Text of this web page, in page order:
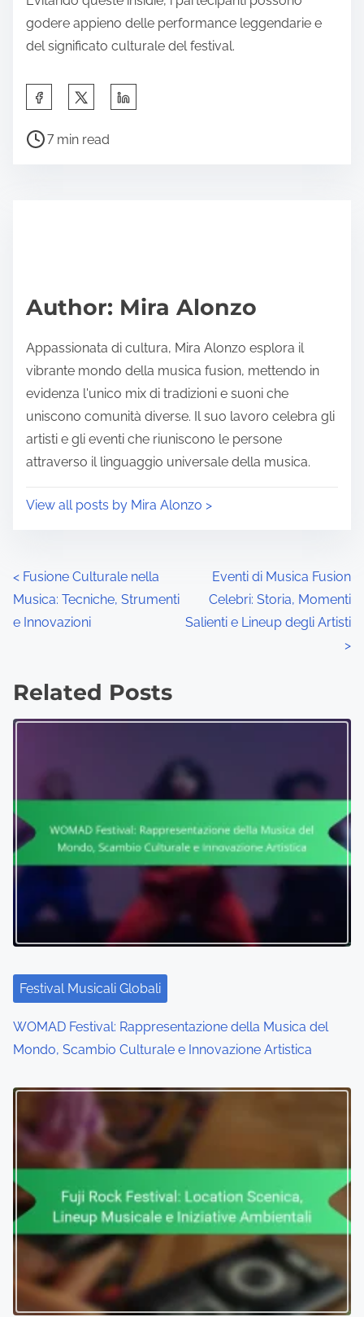
godere appieno delle performance leggendarie e
del significato culturale del festival.
Share this post on:
Post read time
7 min read
Author: Mira Alonzo
Appassionata di cultura, Mira Alonzo esplora il
vibrante mondo della musica fusion, mettendo in
evidenza l'unico mix di tradizioni e suoni che
uniscono comunità diverse. Il suo lavoro celebra gli
artisti e gli eventi che riuniscono le persone
attraverso il linguaggio universale della musica.
View all posts by Mira Alonzo >
Posts navigation
< Fusione Culturale nella
Musica: Tecniche, Strumenti
e Innovazioni
Eventi di Musica Fusion
Celebri: Storia, Momenti
Salienti e Lineup degli Artisti
>
Related Posts
Festival Musicali Globali
WOMAD Festival: Rappresentazione della Musica del
Mondo, Scambio Culturale e Innovazione Artistica